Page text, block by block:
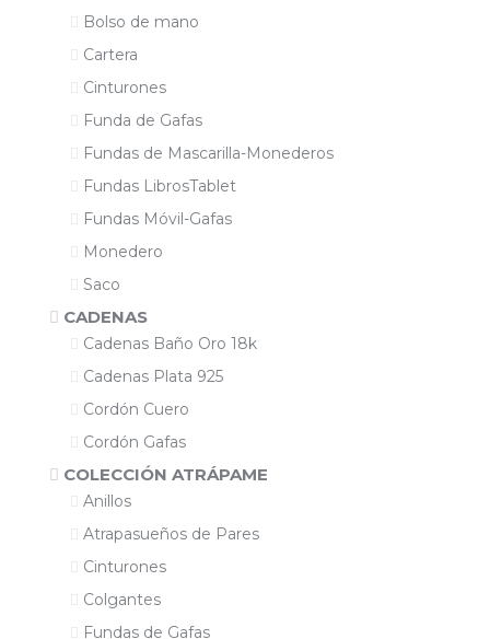
Bolso de mano
Cartera
Cinturones
Funda de Gafas
Fundas de Mascarilla-Monederos
Fundas LibrosTablet
Fundas Móvil-Gafas
Monedero
Saco
CADENAS
Cadenas Baño Oro 18k
Cadenas Plata 925
Cordón Cuero
Cordón Gafas
COLECCIÓN ATRÁPAME
Anillos
Atrapasueños de Pares
Cinturones
Colgantes
Fundas de Gafas